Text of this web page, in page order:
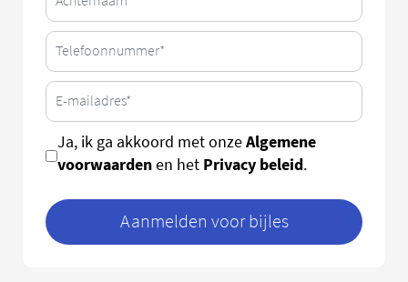
Ja, ik ga akkoord met onzeAlgemene
voorwaardenen het Privacy beleid.
Aanmelden voor bijles